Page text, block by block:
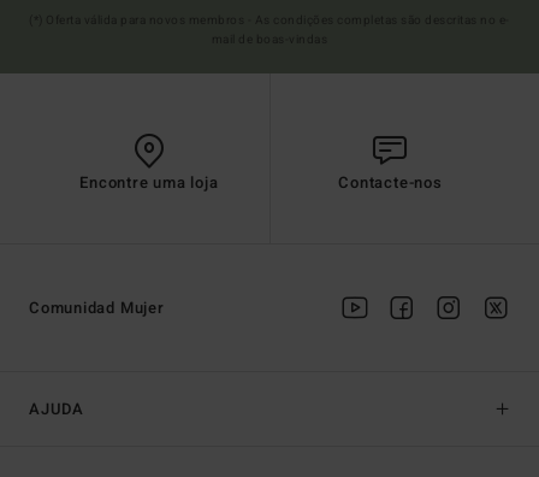
Encontre uma loja Contacte-nos
AJUDA
Comunidad Mujer